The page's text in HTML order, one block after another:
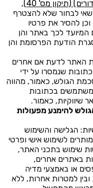
חוק התקשורת (בזק ושידורים) (תיקון מס' 40),
לבחור שלא להצטרף
להסיר את פרטיו
לכך באתר והן
הודעת הפרסומת והן
האתר לדעת אם אחרים
שנמסרו על ידי
הגולש, כאמור, מהווה
בכתובות
שיווקיות, כאמור.
להימנע מפעולות
הגלישה והשימוש
לשימוש אישי ופרטי
שימוש בתכני האתר,
באתרים אחרים,
או באמצעי מדיה
למטרות אחרות, ללא